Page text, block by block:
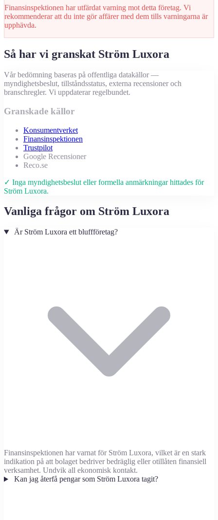
Finansinspektionen har utfärdat varning mot detta företag. Vi
rekommenderar att du inte gör affärer med dem tills varningarna är
upphävda.
Så har vi granskat Ström Luxora
Vår bedömning baseras på offentliga datakällor —
myndighetsbeslut, tillståndsstatus, externa recensioner och
branschregler. Vi uppdaterar regelbundet.
Granskade källor
Konsumentverket
Finansinspektionen
Trustpilot
Google Recensioner
Reco.se
✓ Inga myndighetsbeslut eller formella anmärkningar hittades för
Ström Luxora.
Vanliga frågor om Ström Luxora
Är Ström Luxora ett bluffföretag?
Finansinspektionen har varnat för Ström Luxora, vilket är en stark
indikation på att bolaget bedriver bedräglig eller otillåten finansiell
verksamhet. Undvik all ekonomisk kontakt.
Kan jag återfå pengar som Ström Luxora tagit?